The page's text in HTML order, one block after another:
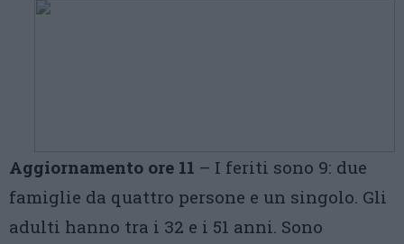
Aggiornamento ore 11 – I feriti sono 9: due
famiglie da quattro persone e un singolo. Gli
adulti hanno tra i 32 e i 51 anni. Sono